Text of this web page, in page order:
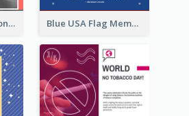
It's World Blood Donor Day Photo Instagram Post Blue USA Flag Memorial Day Instagram Post Design